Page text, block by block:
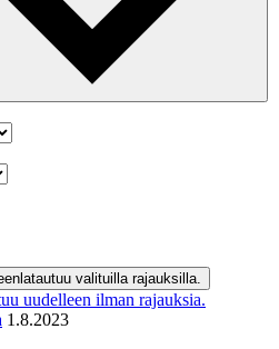
valituilla rajauksilla.
uudelleen ilman rajauksia.
1.8.2023